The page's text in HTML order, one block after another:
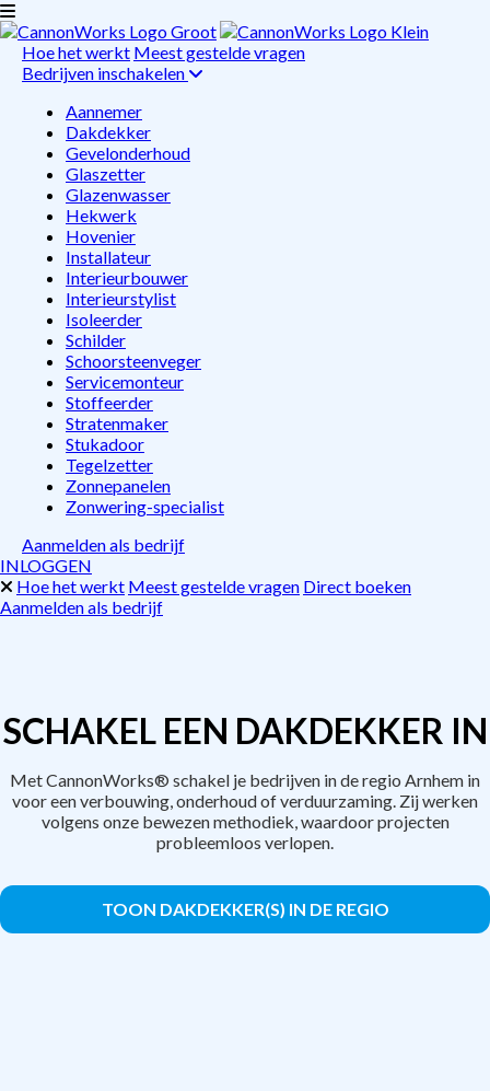
Hoe het werkt Meest gestelde vragen
Bedrijven inschakelen
Aannemer
Dakdekker
Gevelonderhoud
Glaszetter
Glazenwasser
Hekwerk
Hovenier
Installateur
Interieurbouwer
Interieurstylist
Isoleerder
Schilder
Schoorsteenveger
Servicemonteur
Stoffeerder
Stratenmaker
Stukadoor
Tegelzetter
Zonnepanelen
Zonwering-specialist
Aanmelden als bedrijf
INLOGGEN
Hoe het werkt Meest gestelde vragen Direct boeken
Aanmelden als bedrijf
SCHAKEL EEN DAKDEKKER IN
Met CannonWorks® schakel je bedrijven in de regio Arnhem in
voor een verbouwing, onderhoud of verduurzaming. Zij werken
volgens onze bewezen methodiek, waardoor projecten
probleemloos verlopen.
TOON DAKDEKKER(S) IN DE REGIO